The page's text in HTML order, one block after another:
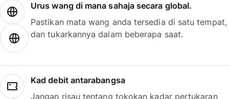
Urus wang di mana sahaja secara global.
Pastikan mata wang anda tersedia di satu tempat,
dan tukarkannya dalam beberapa saat.
Kad debit antarabangsa
Jangan risau tentang tokokan kadar pertukaran